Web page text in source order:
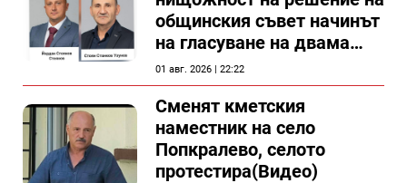
общинския съвет начинът
на гласуване на двама
съветници в Силистра?
01 авг. 2026 | 22:22
Сменят кметския
наместник на село
Попкралево, селото
протестира(Видео)